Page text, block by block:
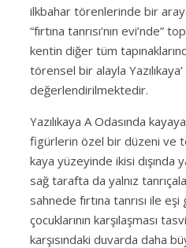
ilkbahar törenlerinde bir
“fırtına tanrısı’nın evi’nde”
kentin diğer tüm
törensel bir alayla
değerlendirilmektedir.
Yazılıkaya A Odasında
figürlerin özel bir düzeni ve
kaya yüzeyinde ikisi dışında
sağ tarafta da yalnız
sahnede fırtına tanrısı ile
çocuklarının karşılaşması
karşısındaki duvarda daha